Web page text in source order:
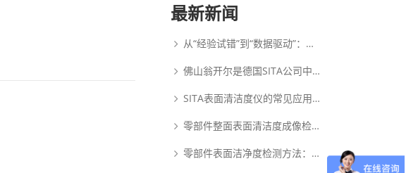
最新新闻
从“经验试错”到“数据驱动”：动态表面张力如何重塑PDLC涂布工艺逻辑
佛山翁开尔是德国SITA公司中国核心代理商
SITA表面清洁度仪的常见应用范围
零部件整面表面清洁度成像检测系统：析塔SITA FluoVision Qube
零部件表面洁净度检测方法：析塔清洁度检测仪